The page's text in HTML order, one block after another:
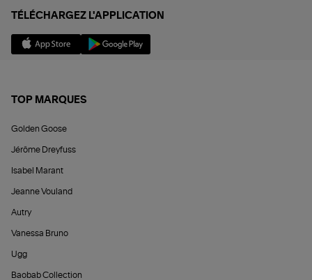
TÉLÉCHARGEZ L'APPLICATION
TOP MARQUES
Golden Goose
Jérôme Dreyfuss
Isabel Marant
Jeanne Vouland
Autry
Vanessa Bruno
Ugg
Baobab Collection